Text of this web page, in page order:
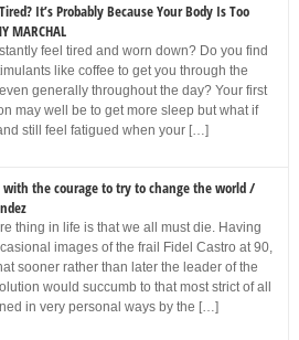
It’s Probably Because Your Body Is Too
MARCHAL
feel tired and worn down? Do you find
like coffee to get you through the
generally throughout the day? Your first
may well be to get more sleep but what if
still feel fatigued when your […]
with the courage to try to change the world /
thing in life is that we all must die. Having
images of the frail Fidel Castro at 90,
sooner rather than later the leader of the
would succumb to that most strict of all
in very personal ways by the […]